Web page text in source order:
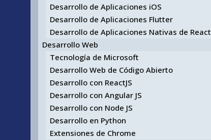
Desarrollo de Aplicaciones iOS
Desarrollo de Aplicaciones Flutter
Desarrollo de Aplicaciones Nativas de React
Desarrollo Web
Tecnología de Microsoft
Desarrollo Web de Código Abierto
Desarrollo con ReactJS
Desarrollo con Angular JS
Desarrollo con Node JS
Desarrollo en Python
Extensiones de Chrome